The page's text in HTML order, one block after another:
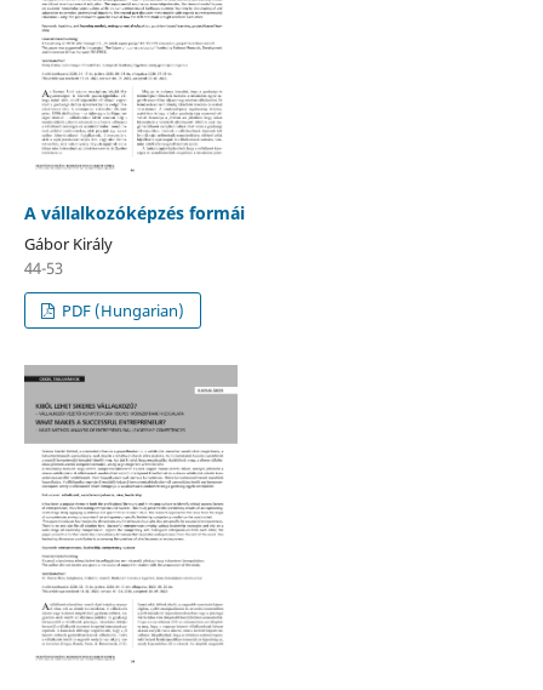
A vállalkozóképzés formái
Gábor Király
44-53
PDF (Hungarian)